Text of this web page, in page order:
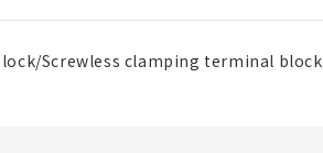
Screwless clamping terminal block